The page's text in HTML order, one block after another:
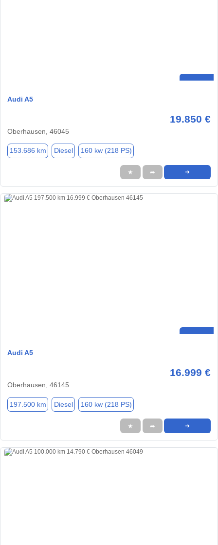
Audi A5
19.850 €
Oberhausen, 46045
153.686 km Diesel 160 kw (218 PS)
★ ➦ ➜
Audi A5
16.999 €
Oberhausen, 46145
197.500 km Diesel 160 kw (218 PS)
★ ➦ ➜